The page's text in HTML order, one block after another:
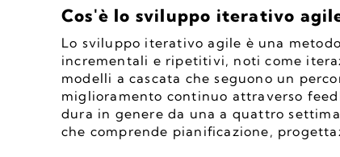
Cos'è lo sviluppo iterativo
Lo sviluppo iterativo agile è una
incrementali e ripetitivi, noti come
modelli a cascata che seguono un
miglioramento continuo attraverso
dura in genere da una a quattro
che comprende pianificazione,